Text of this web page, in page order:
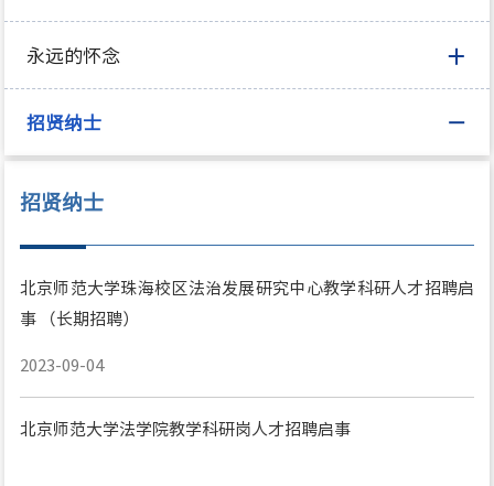
永远的怀念
招贤纳士
招贤纳士
北京师范大学珠海校区法治发展研究中心教学科研人才招聘启
事 （长期招聘）
2023-09-04
北京师范大学法学院教学科研岗人才招聘启事